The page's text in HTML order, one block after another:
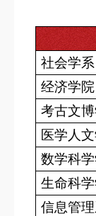
社会学系
经济学院
考古文
医学人
数学科
生命科
信息管